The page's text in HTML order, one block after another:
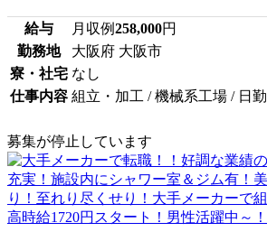
給与 月収例258,000円
勤務地
大阪府 大阪市
寮・社宅 なし
仕事内容 組立・加工 / 機械系工場 / 日勤
募集が停止しています